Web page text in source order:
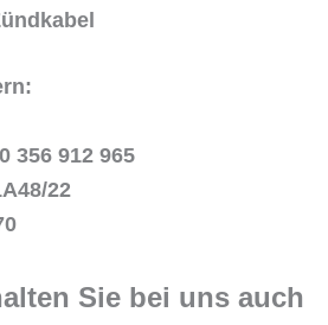
356 912 965
22
Sie bei uns auch